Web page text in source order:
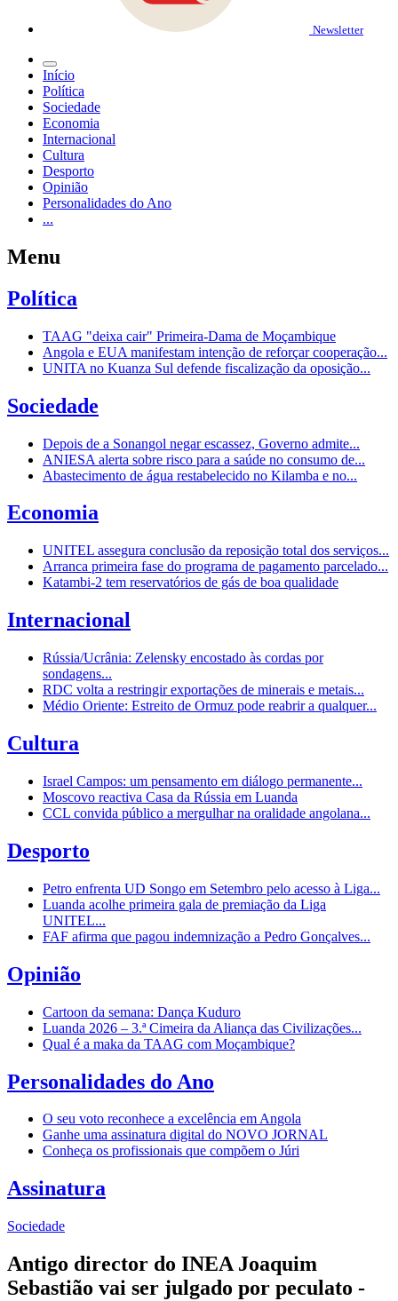
Newsletter
Início
Política
Sociedade
Economia
Internacional
Cultura
Desporto
Opinião
Personalidades do Ano
...
Menu
Política
TAAG "deixa cair" Primeira-Dama de Moçambique
Angola e EUA manifestam intenção de reforçar cooperação...
UNITA no Kuanza Sul defende fiscalização da oposição...
Sociedade
Depois de a Sonangol negar escassez, Governo admite...
ANIESA alerta sobre risco para a saúde no consumo de...
Abastecimento de água restabelecido no Kilamba e no...
Economia
UNITEL assegura conclusão da reposição total dos serviços...
Arranca primeira fase do programa de pagamento parcelado...
Katambi-2 tem reservatórios de gás de boa qualidade
Internacional
Rússia/Ucrânia: Zelensky encostado às cordas por
sondagens...
RDC volta a restringir exportações de minerais e metais...
Médio Oriente: Estreito de Ormuz pode reabrir a qualquer...
Cultura
Israel Campos: um pensamento em diálogo permanente...
Moscovo reactiva Casa da Rússia em Luanda
CCL convida público a mergulhar na oralidade angolana...
Desporto
Petro enfrenta UD Songo em Setembro pelo acesso à Liga...
Luanda acolhe primeira gala de premiação da Liga
UNITEL...
FAF afirma que pagou indemnização a Pedro Gonçalves...
Opinião
Cartoon da semana: Dança Kuduro
Luanda 2026 – 3.ª Cimeira da Aliança das Civilizações...
Qual é a maka da TAAG com Moçambique?
Personalidades do Ano
O seu voto reconhece a excelência em Angola
Ganhe uma assinatura digital do NOVO JORNAL
Conheça os profissionais que compõem o Júri
Assinatura
Sociedade
Antigo director do INEA Joaquim
Sebastião vai ser julgado por peculato -